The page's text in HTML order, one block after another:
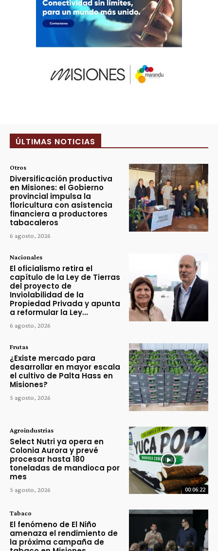
ÚLTIMAS NOTICIAS
Otros
Diversificación productiva
en Misiones: el Gobierno
provincial impulsa la
floricultura con asistencia
financiera a productores
tabacaleros
6 agosto, 2026
Nacionales
El oficialismo retira el
capítulo de la Ley de Tierras
del proyecto de
Inviolabilidad de la
Propiedad Privada y apunta
a reformular la Ley...
6 agosto, 2026
Frutas
¿Existe mercado para
desarrollar en mayor escala
el cultivo de Palta Hass en
Misiones?
5 agosto, 2026
00:06:22
Agroindustrias
Select Nutri ya opera en
Colonia Aurora y prevé
procesar hasta 180
toneladas de mandioca por
mes
5 agosto, 2026
Tabaco
El fenómeno de El Niño
amenaza el rendimiento de
la próxima campaña de